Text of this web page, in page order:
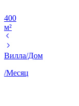
400
м²
Вилла/Дом
/Месяц